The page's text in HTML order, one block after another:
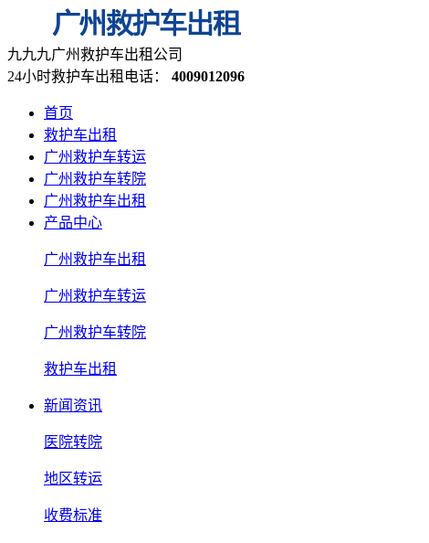
九九九广州救护车出租公司
24小时救护车出租电话：
4009012096
首页
救护车出租
广州救护车转运
广州救护车转院
广州救护车出租
产品中心
广州救护车出租
广州救护车转运
广州救护车转院
救护车出租
新闻资讯
医院转院
地区转运
收费标准